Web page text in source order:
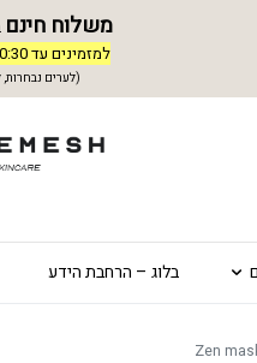
משלוח חינם
למזמינים עד 10:30 אספקה באותו היום
(לערים
בלוג – הרחבת הידע